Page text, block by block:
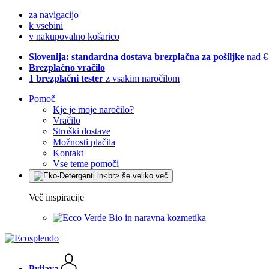
za navigacijo
k vsebini
v nakupovalno košarico
Slovenija: standardna dostava brezplačna za pošiljke nad
Brezplačno vračilo
1 brezplačni tester z vsakim naročilom
Pomoč
Kje je moje naročilo?
Vračilo
Stroški dostave
Možnosti plačila
Kontakt
Vse teme pomoči
Več inspiracije
Bio in naravna kozmetika